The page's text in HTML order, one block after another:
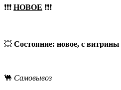
❗❗❗ НОВОЕ ❗❗❗
💥 Состояние: новое, с витрины
🐫 Самовывоз